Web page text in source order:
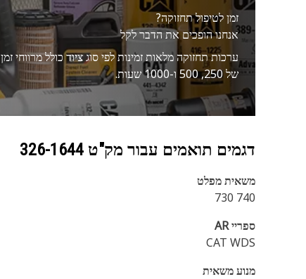
זמן לטיפול תחזוקה?
אנחנו הופכים את הדבר לקל
ערכות תחזוקה מלאות זמינות לפי סוג ציוד כולל מרווחי זמן
של 250, 500 ו-1000 שעות.
דגמים תואמים עבור מק"ט 326-1644
משאית מפלט
740 730
ספריי AR
CAT WDS
מנוע משאית